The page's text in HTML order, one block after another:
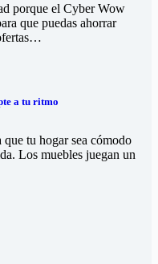
porque el Cyber Wow
que puedas ahorrar
a tu ritmo
que tu hogar sea cómodo
Los muebles juegan un